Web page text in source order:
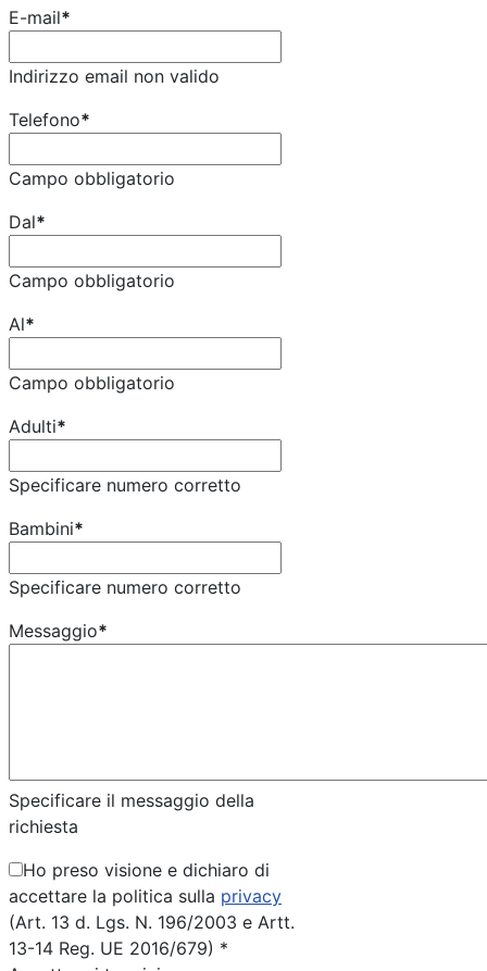
E-mail*
Indirizzo email non valido
Telefono*
Campo obbligatorio
Dal*
Campo obbligatorio
Al*
Campo obbligatorio
Adulti*
Specificare numero corretto
Bambini*
Specificare numero corretto
Messaggio*
Specificare il messaggio della
richiesta
Ho preso visione e dichiaro di
accettare la politica sulla privacy
(Art. 13 d. Lgs. N. 196/2003 e Artt.
13-14 Reg. UE 2016/679) *